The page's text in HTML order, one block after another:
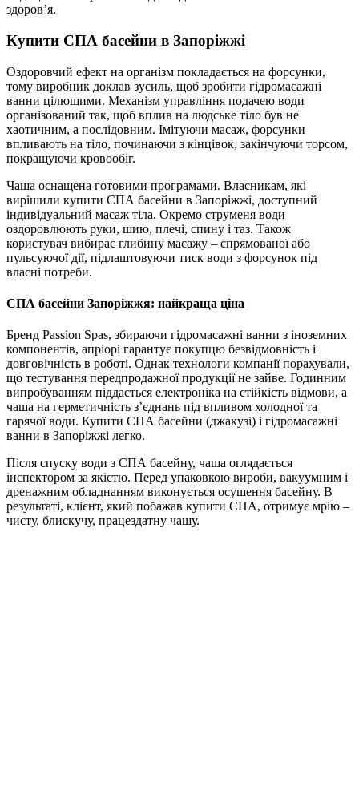
здоров’я.
Купити СПА басейни в Запоріжжі
Оздоровчий ефект на організм покладається на форсунки,
тому виробник доклав зусиль, щоб зробити гідромасажні
ванни цілющими. Механізм управління подачею води
організований так, щоб вплив на людське тіло був не
хаотичним, а послідовним. Імітуючи масаж, форсунки
впливають на тіло, починаючи з кінцівок, закінчуючи торсом,
покращуючи кровообіг.
Чаша оснащена готовими програмами. Власникам, які
вирішили купити СПА басейни в Запоріжжі, доступний
індивідуальний масаж тіла. Окремо струменя води
оздоровлюють руки, шию, плечі, спину і таз. Також
користувач вибирає глибину масажу – спрямованої або
пульсуючої дії, підлаштовуючи тиск води з форсунок під
власні потреби.
СПА басейни Запоріжжя: найкраща ціна
Бренд Passion Spas, збираючи гідромасажні ванни з іноземних
компонентів, апріорі гарантує покупцю безвідмовність і
довговічність в роботі. Однак технологи компанії порахували,
що тестування передпродажної продукції не зайве. Годинним
випробуванням піддається електроніка на стійкість відмови, а
чаша на герметичність з’єднань під впливом холодної та
гарячої води. Купити СПА басейни (джакузі) і гідромасажні
ванни в Запоріжжі легко.
Після спуску води з СПА басейну, чаша оглядається
інспектором за якістю. Перед упаковкою вироби, вакуумним і
дренажним обладнанням виконується осушення басейну. В
результаті, клієнт, який побажав купити СПА, отримує мрію –
чисту, блискучу, працездатну чашу.